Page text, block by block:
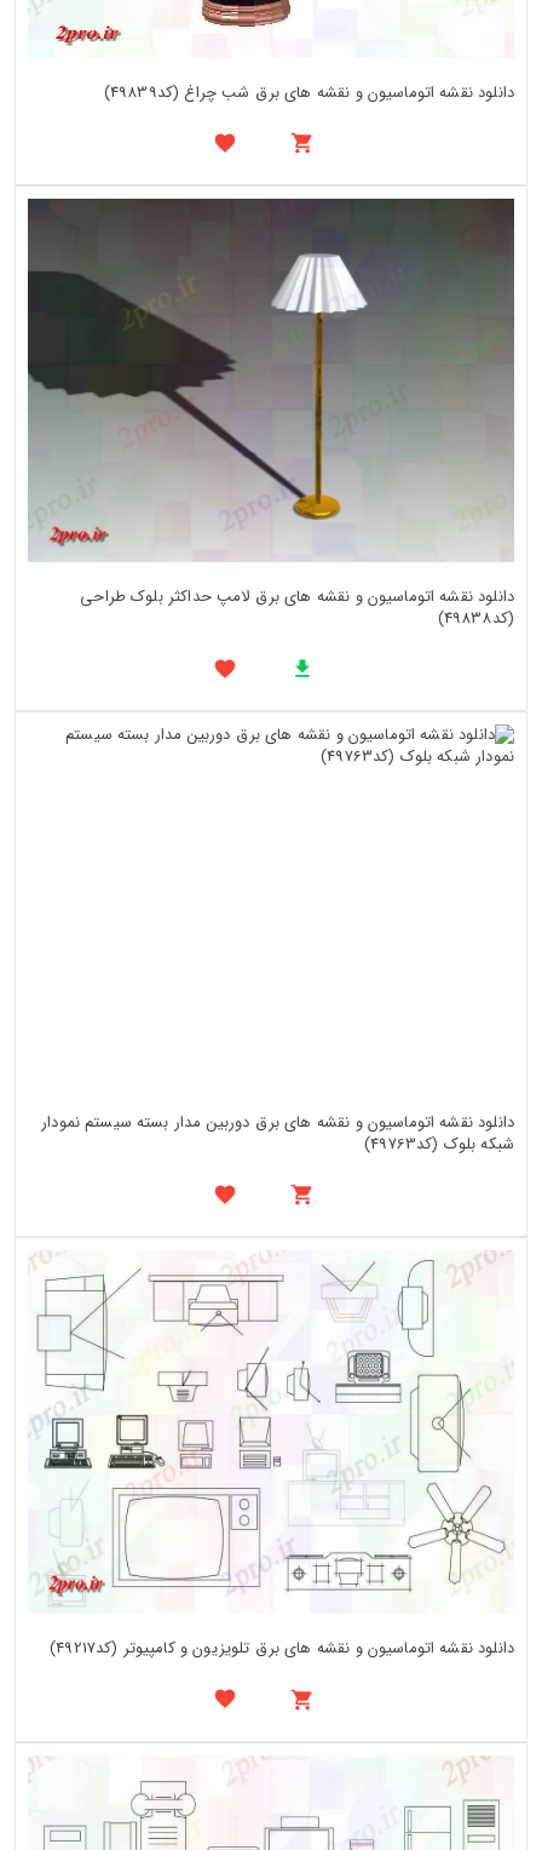
دانلود نقشه اتوماسیون و نقشه های برق شب چراغ (کد49839)
دانلود نقشه اتوماسیون و نقشه های برق لامپ حداکثر بلوک طراحی
(کد49838)
دانلود نقشه اتوماسیون و نقشه های برق دوربین مدار بسته سیستم نمودار
شبکه بلوک (کد49763)
دانلود نقشه اتوماسیون و نقشه های برق تلویزیون و کامپیوتر (کد49217)